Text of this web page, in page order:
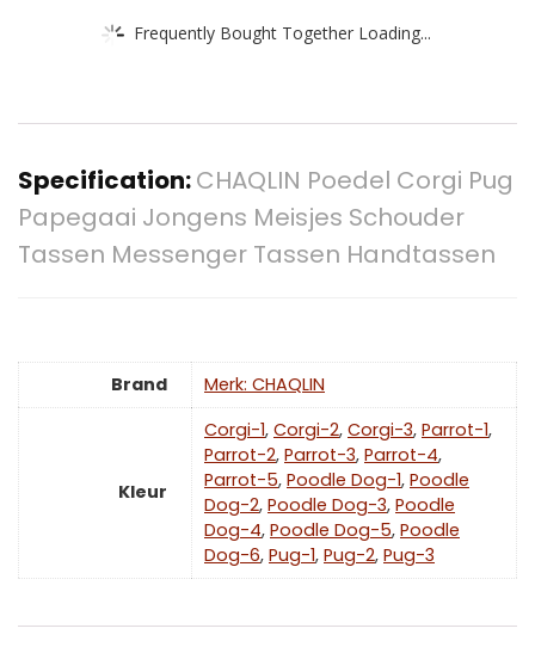
Frequently Bought Together Loading...
Specification:CHAQLIN Poedel Corgi Pug
Papegaai Jongens Meisjes Schouder
Tassen Messenger Tassen Handtassen
Brand Merk: CHAQLIN
Kleur
Corgi-1, Corgi-2, Corgi-3, Parrot-1,
Parrot-2, Parrot-3, Parrot-4,
Parrot-5, Poodle Dog-1, Poodle
Dog-2, Poodle Dog-3, Poodle
Dog-4, Poodle Dog-5, Poodle
Dog-6, Pug-1, Pug-2, Pug-3